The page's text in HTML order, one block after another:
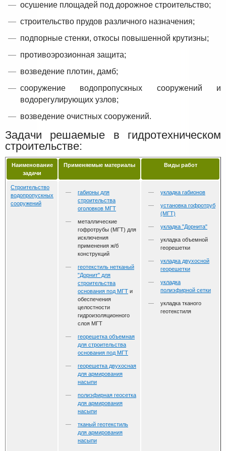
осушение площадей под дорожное строительство;
строительство прудов различного назначения;
подпорные стенки, откосы повышенной крутизны;
противоэрозионная защита;
возведение плотин, дамб;
сооружение водопропускных сооружений и
водорегулирующих узлов;
возведение очистных сооружений.
Задачи решаемые в гидротехническом
строительстве:
Наименование
задачи
Применяемые материалы Виды работ
Строительство
водопропускных
сооружений
габионы для
строительства
оголовков МГТ
металлические
гофротрубы (МГТ) для
исключения
применения ж/б
конструкций
геотекстиль нетканый
"Дорнит" для
строительства
основания под МГТ и
обеспечения
целостности
гидроизоляционного
слоя МГТ
георешетка объемная
для строительства
основания под МГТ
георешетка двухосная
для армирования
насыпи
полиэфирная геосетка
для армирования
насыпи
тканый геотекстиль
для армирования
насыпи
укладка габионов
установка гофротруб
(МГТ)
укладка "Дорнита"
укладка объемной
георешетки
укладка двухосной
георешетки
укладка
полиэфирной сетки
укладка тканого
геотекстиля